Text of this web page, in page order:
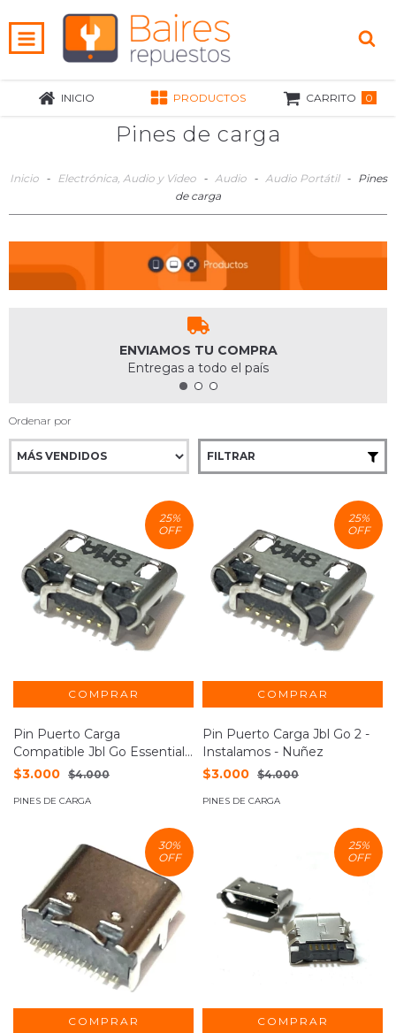
INICIO PRODUCTOS CARRITO 0
Pines de carga
Inicio - Electrónica, Audio y Video - Audio - Audio Portátil -
Pines
de carga
ENVIAMOS TU COMPRA
Entregas a todo el país
Ordenar por
FILTRAR
25%
OFF
Pin Puerto Carga
Compatible Jbl Go Essential -
Instalamos
$3.000 $4.000
PINES DE CARGA
25%
OFF
Pin Puerto Carga Jbl Go 2 -
Instalamos - Nuñez
$3.000 $4.000
PINES DE CARGA
30%
OFF
25%
OFF